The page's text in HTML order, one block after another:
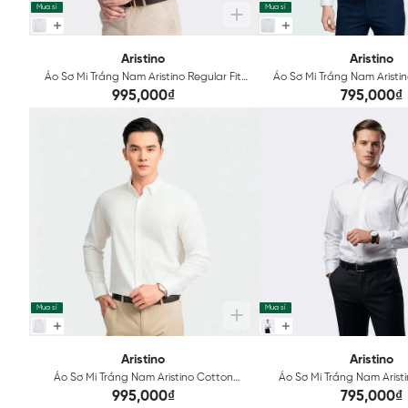
Mua sỉ
Aristino
Áo Sơ Mi Trắng Nam Aristino Regular Fit
ALSR39
995,000₫
Mua sỉ
Aristino
Áo Sơ Mi Trắng Nam
ALS0090S1
795,000₫
Mua sỉ
Aristino
Áo Sơ Mi Trắng Nam Aristino Cotton
ALS2170Z
995,000₫
Mua sỉ
Aristino
Áo Sơ Mi Trắng Nam
kháng khuẩn
795,000₫